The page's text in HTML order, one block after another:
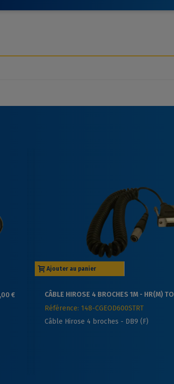
€
Ajouter au panier
CÂBLE HIROSE 4 BROCHES 1M - HR(M) TO
DB9(F)
Référence: 148-CGEOD600STRT
Câble Hirose 4 broches - DB9 (F)